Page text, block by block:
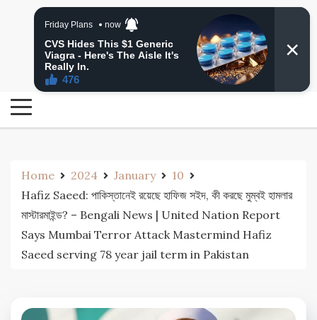
24 Ghanta Bangla News
24 Ghanta Bengali News
Home 2024 January
10
Hafiz Saeed: পাকিস্তানেই রয়েছে হাফিজ সইদ, কী করছে মুম্বই হামলার
মাস্টারমাইন্ড? – Bengali News | United Nation Report
Says Mumbai Terror Attack Mastermind Hafiz
Saeed serving 78 year jail term in Pakistan